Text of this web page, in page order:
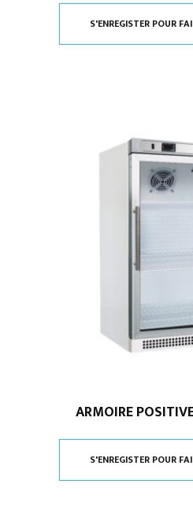
S'ENREGISTER POUR
ARMOIRE
S'ENREGISTER POUR